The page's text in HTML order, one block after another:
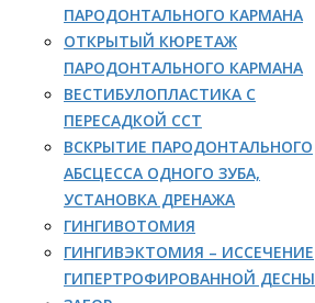
ПАРОДОНТАЛЬНОГО КАРМАНА
ОТКРЫТЫЙ КЮРЕТАЖ
ПАРОДОНТАЛЬНОГО КАРМАНА
ВЕСТИБУЛОПЛАСТИКА С
ПЕРЕСАДКОЙ ССТ
ВСКРЫТИЕ ПАРОДОНТАЛЬНОГО
АБСЦЕССА ОДНОГО ЗУБА,
УСТАНОВКА ДРЕНАЖА
ГИНГИВОТОМИЯ
ГИНГИВЭКТОМИЯ – ИССЕЧЕНИЕ
ГИПЕРТРОФИРОВАННОЙ ДЕСНЫ